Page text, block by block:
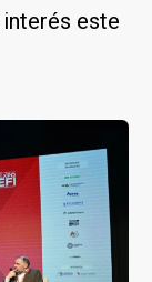
este